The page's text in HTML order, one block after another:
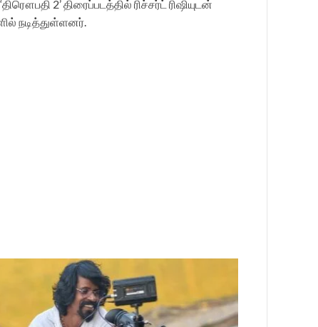
2’ திரைப்படத்தில் ரிச்சர்ட் ரிஷியுடன்
நடித்துள்ளனர்.